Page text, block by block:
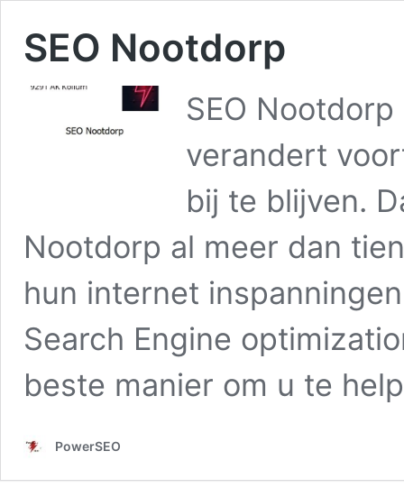
SEO Nootdorp
SEO
verandert
bij te blijven.
Nootdorp al meer dan
hun internet
Search Engine
beste manier om u te
PowerSEO